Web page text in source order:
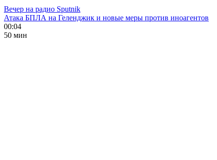
Вечер на радио Sputnik
Атака БПЛА на Геленджик и новые меры против иноагентов
00:04
50 мин